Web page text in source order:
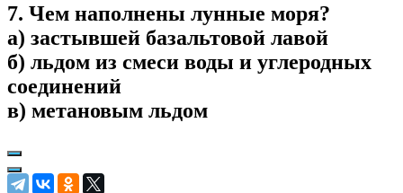
7. Чем наполнены лунные моря?
а) застывшей базальтовой лавой
б) льдом из смеси воды и углеродных
соединений
в) метановым льдом